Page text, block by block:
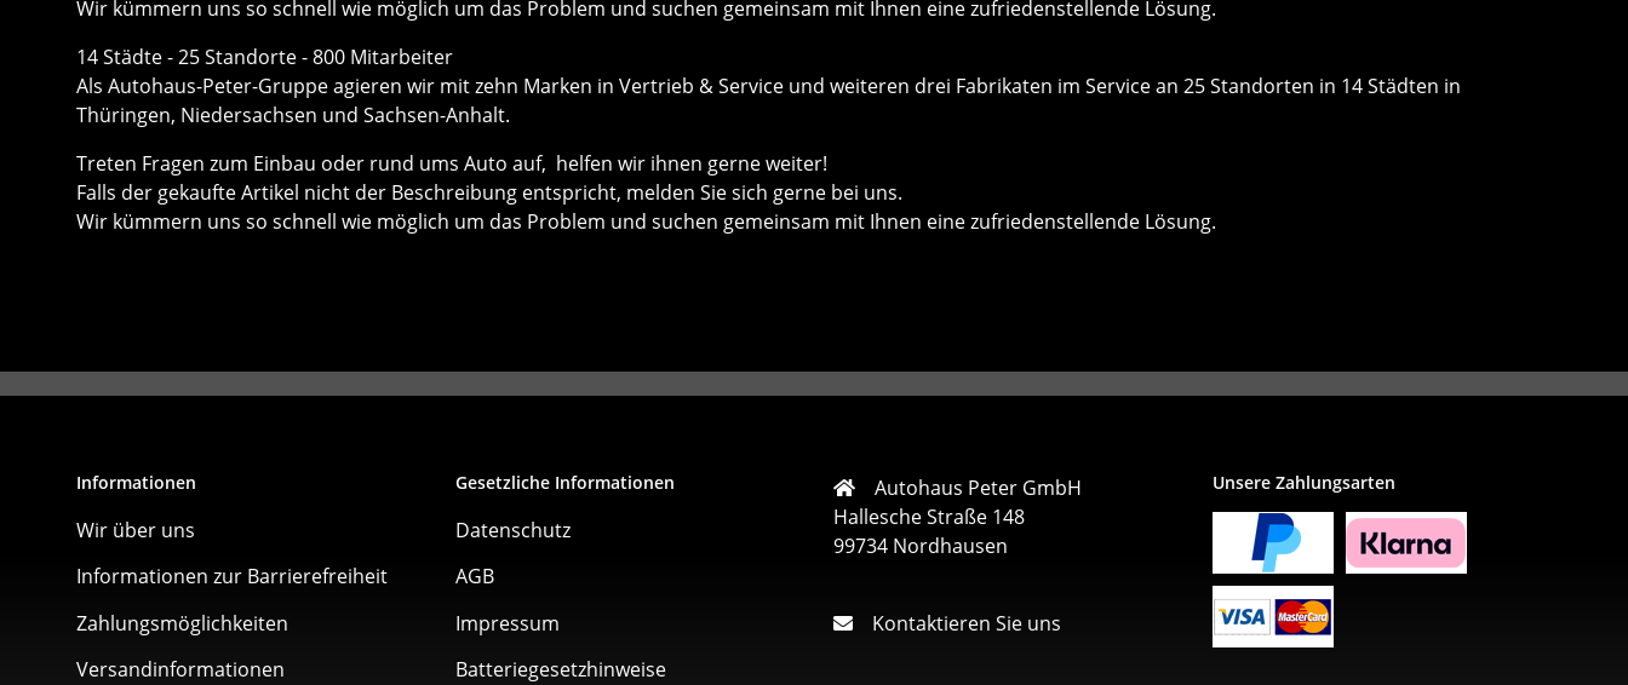
Wir kümmern uns so schnell wie möglich um das Problem und suchen gemeinsam mit Ihnen eine zufriedenstellende Lösung.
14 Städte - 25 Standorte - 800 Mitarbeiter
Als Autohaus-Peter-Gruppe agieren wir mit zehn Marken in Vertrieb & Service und weiteren drei Fabrikaten im Service an 25 Standorten in 14 Städten in
Thüringen, Niedersachsen und Sachsen-Anhalt.
Treten Fragen zum Einbau oder rund ums Auto auf, helfen wir ihnen gerne weiter!
Falls der gekaufte Artikel nicht der Beschreibung entspricht, melden Sie sich gerne bei uns.
Wir kümmern uns so schnell wie möglich um das Problem und suchen gemeinsam mit Ihnen eine zufriedenstellende Lösung.
Informationen
Wir über uns
Informationen zur Barrierefreiheit
Zahlungsmöglichkeiten
Versandinformationen
Gesetzliche Informationen
Datenschutz
AGB
Impressum
Batteriegesetzhinweise
Autohaus Peter GmbH
Hallesche Straße 148
99734 Nordhausen
Kontaktieren Sie uns
Unsere Zahlungsarten